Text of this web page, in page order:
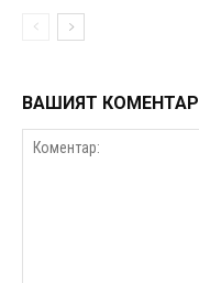
ВАШИЯТ КОМЕНТАР